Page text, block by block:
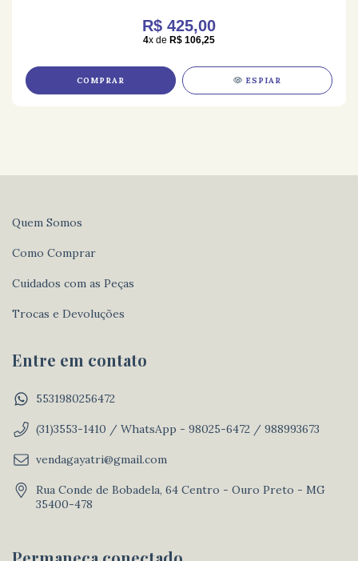
R$ 425,00
4x de R$ 106,25
COMPRAR ESPIAR
Quem Somos
Como Comprar
Cuidados com as Peças
Trocas e Devoluções
Entre em contato
5531980256472
(31)3553-1410 / WhatsApp - 98025-6472 / 988993673
vendagayatri@gmail.com
Rua Conde de Bobadela, 64 Centro - Ouro Preto - MG
35400-478